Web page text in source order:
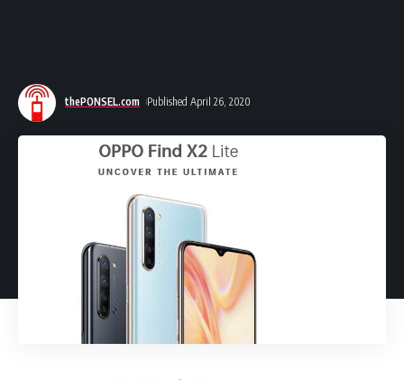
thePONSEL.com Published April 26, 2020